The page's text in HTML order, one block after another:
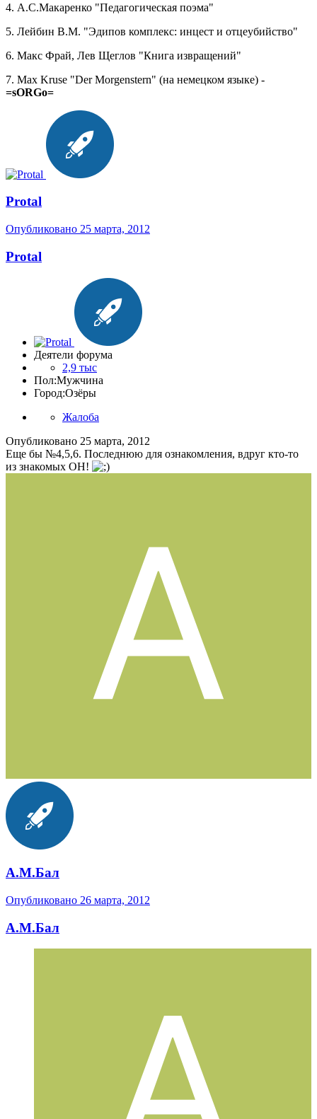
4. А.С.Макаренко "Педагогическая поэма"
5. Лейбин В.М. "Эдипов комплекс: инцест и отцеубийство"
6. Макс Фрай, Лев Щеглов "Книга извращений"
7. Max Kruse "Der Morgenstern" (на немецком языке) -
=sORGo=
Protal
Опубликовано 25 марта, 2012
Protal
Деятели форума
2,9 тыс
Пол:Мужчина
Город:Озёры
Жалоба
Опубликовано 25 марта, 2012
Еще бы №4,5,6. Последнюю для ознакомления, вдруг кто-то
из знакомых ОН!
А.М.Бал
Опубликовано 26 марта, 2012
А.М.Бал